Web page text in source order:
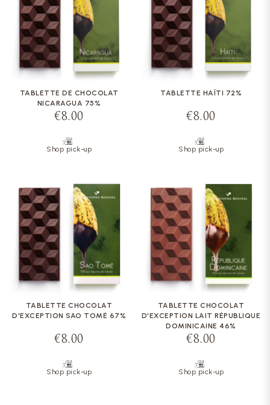
TABLETTE DE CHOCOLAT
NICARAGUA 75%
€8.00
Shop pick-up
TABLETTE HAÏTI 72%
€8.00
Shop pick-up
TABLETTE CHOCOLAT
D'EXCEPTION SAO TOMÉ 67%
€8.00
Shop pick-up
TABLETTE CHOCOLAT
D'EXCEPTION LAIT RÉPUBLIQUE
DOMINICAINE 46%
€8.00
Shop pick-up